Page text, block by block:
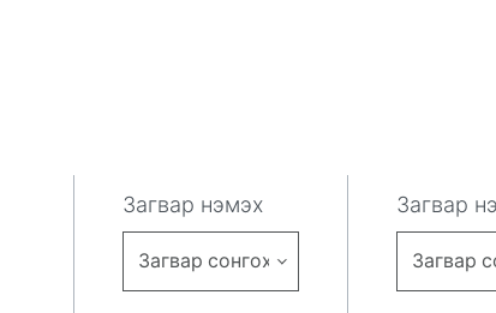
Загвар нэмэх
Загвар сонгох
Загвар
Загвар